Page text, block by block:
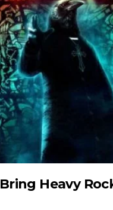
Heavy